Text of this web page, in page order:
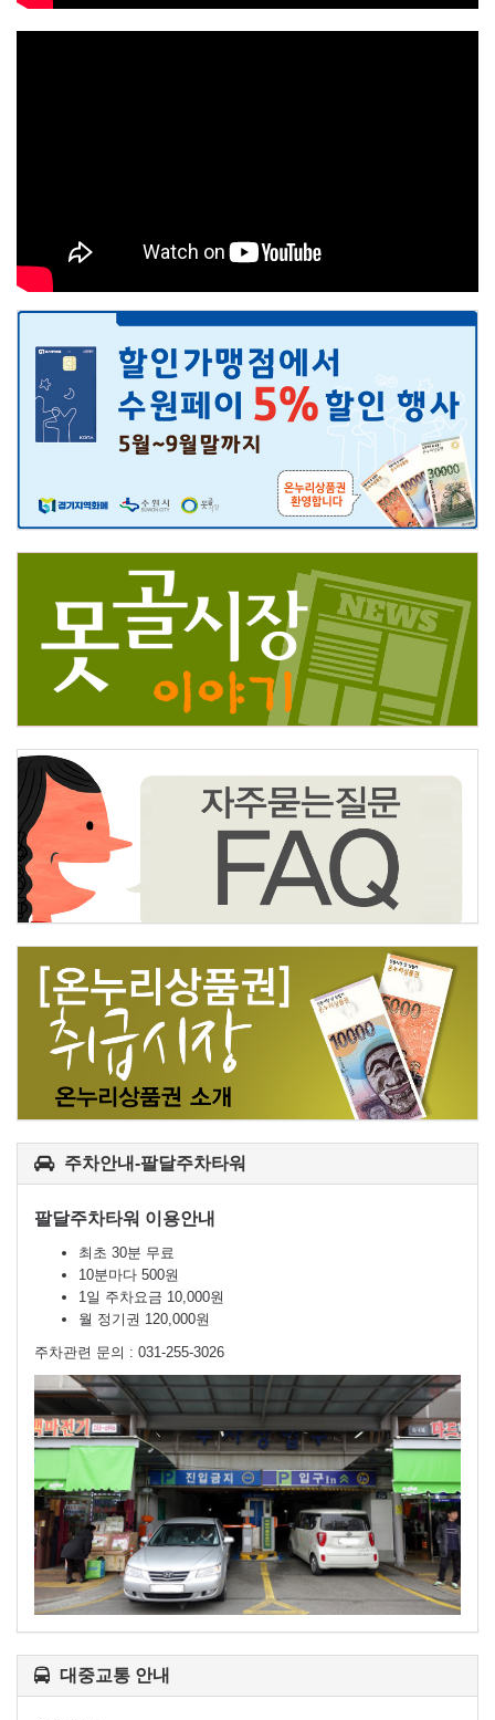
주차안내-팔달주차타워
팔달주차타워 이용안내
최초 30분 무료
10분마다 500원
1일 주차요금 10,000원
월 정기권 120,000원
주차관련 문의 : 031-255-3026
대중교통 안내